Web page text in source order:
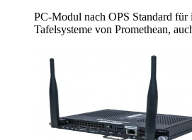
PC-Modul nach OPS Standard für
Tafelsysteme von Promethean,